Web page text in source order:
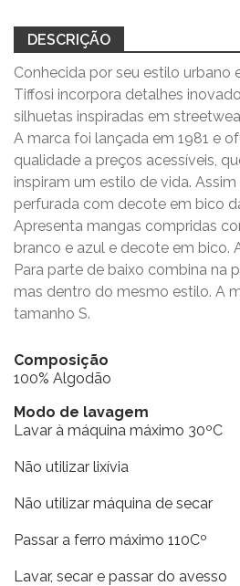
DESCRIÇÃO
Conhecida por seu estilo urbano
Tiffosi incorpora detalhes
silhuetas inspiradas em
A marca foi lançada em 1981 e
qualidade a preços acessíveis,
inspiram um estilo de vida.
perfurada com decote em bico
Apresenta mangas compridas
branco e azul e decote em bico.
Para parte de baixo combina na
mas dentro do mesmo estilo. A
tamanho S.
Composição
100% Algodão
Modo de lavagem
Lavar à máquina máximo 30ºC
Não utilizar lixívia
Não utilizar máquina de secar
Passar a ferro máximo 110Cº
Lavar, secar e passar do avesso